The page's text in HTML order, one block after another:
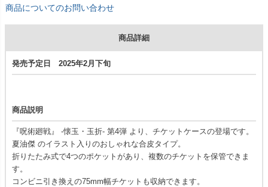
商品についてのお問い合わせ
商品詳細
発売予定日 2025年2月下旬
商品説明
『呪術廻戦』 -懐玉・玉折- 第4弾 より、チケットケースの登場です。
夏油傑 のイラスト入りのおしゃれな合皮タイプ。
折りたたみ式で4つのポケットがあり、複数のチケットを保管できま
す。
コンビニ引き換えの75mm幅チケットも収納できます。